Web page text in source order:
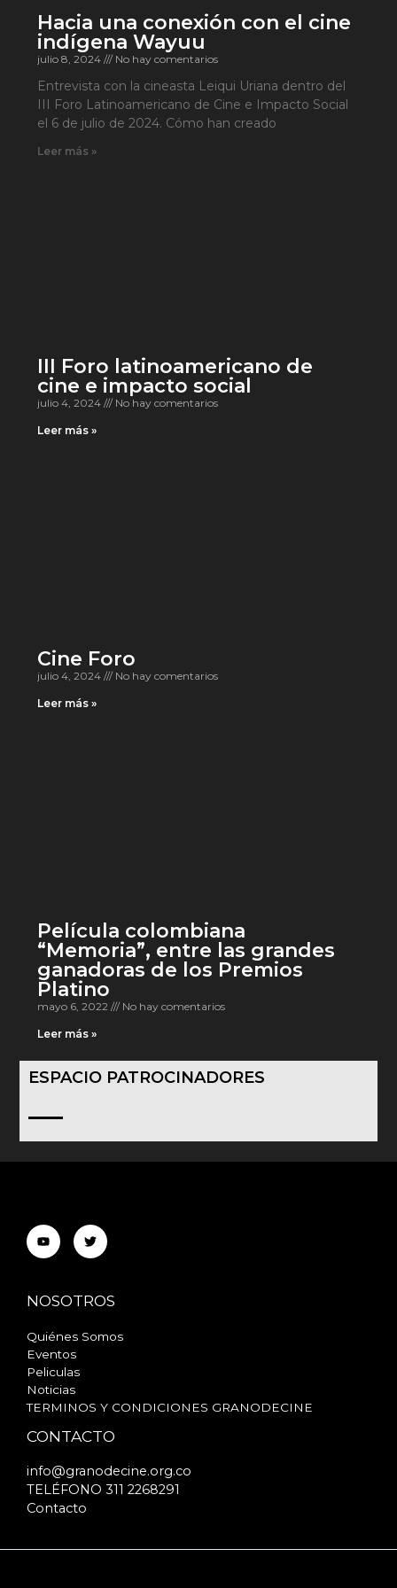
Hacia una conexión con el cine
indígena Wayuu
julio 8, 2024 No hay comentarios
Entrevista con la cineasta Leiqui Uriana dentro del
III Foro Latinoamericano de Cine e Impacto Social
el 6 de julio de 2024. Cómo han creado
Leer más »
III Foro latinoamericano de
cine e impacto social
julio 4, 2024 No hay comentarios
Leer más »
Cine Foro
julio 4, 2024 No hay comentarios
Leer más »
Película colombiana
“Memoria”, entre las grandes
ganadoras de los Premios
Platino
mayo 6, 2022 No hay comentarios
Leer más »
ESPACIO PATROCINADORES
NOSOTROS
Quiénes Somos
Eventos
Peliculas
Noticias
TERMINOS Y CONDICIONES GRANODECINE
CONTACTO
info@granodecine.org.co
TELÉFONO 311 2268291
Contacto